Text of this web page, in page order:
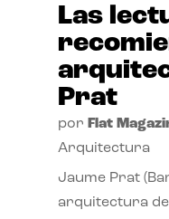
Las
Prat
por Flat
Arquitectura
Jaume Prat
arquitectura